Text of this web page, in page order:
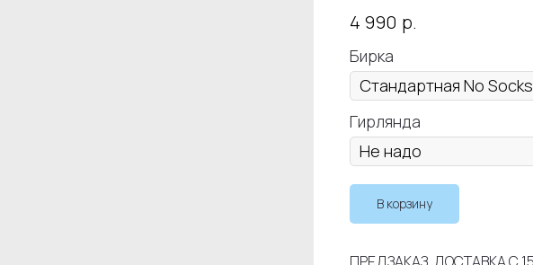
4 990 р.
Бирка
Гирлянда
В корзину